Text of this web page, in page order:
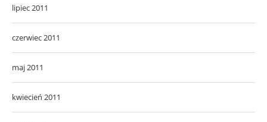
lipiec 2011
czerwiec 2011
maj 2011
kwiecień 2011